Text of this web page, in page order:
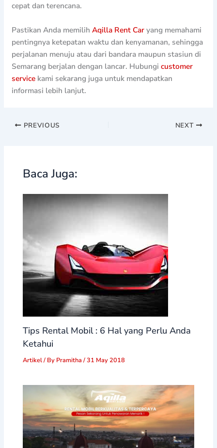
cepat dan terencana.
Pastikan Anda memilih Aqilla Rent Caryang memahami
pentingnya ketepatan waktu dan kenyamanan, sehingga
perjalanan menuju atau dari bandara maupun stasiun di
Semarang berjalan dengan lancar. Hubungi customer
servicekami sekarang juga untuk mendapatkan
informasi lebih lanjut.
PREVIOUS NEXT
Baca Juga:
Tips Rental Mobil : 6 Hal yang Perlu Anda
Ketahui
Artikel/ By Pramitha/31 May 2018